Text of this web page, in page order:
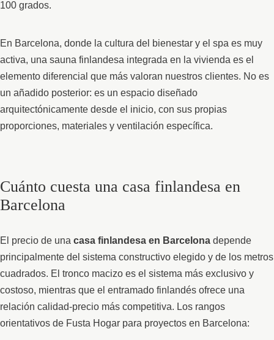
100 grados.
En Barcelona, donde la cultura del bienestar y el spa es muy
activa, una sauna finlandesa integrada en la vivienda es el
elemento diferencial que más valoran nuestros clientes. No es
un añadido posterior: es un espacio diseñado
arquitectónicamente desde el inicio, con sus propias
proporciones, materiales y ventilación específica.
Cuánto cuesta una casa finlandesa en
Barcelona
El precio de una casa finlandesa en Barcelona depende
principalmente del sistema constructivo elegido y de los metros
cuadrados. El tronco macizo es el sistema más exclusivo y
costoso, mientras que el entramado finlandés ofrece una
relación calidad-precio más competitiva. Los rangos
orientativos de Fusta Hogar para proyectos en Barcelona: